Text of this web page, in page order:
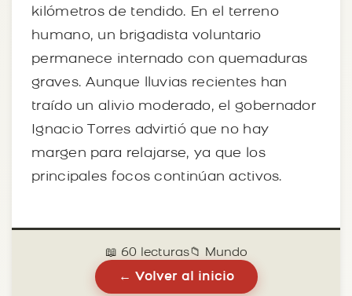
kilómetros de tendido. En el terreno
humano, un brigadista voluntario
permanece internado con quemaduras
graves. Aunque lluvias recientes han
traído un alivio moderado, el gobernador
Ignacio Torres advirtió que no hay
margen para relajarse, ya que los
principales focos continúan activos.
📖 60 lecturas📁 Mundo
← Volver al inicio